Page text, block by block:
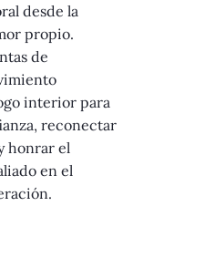
desde la
propio.
de
interior para
reconectar
honrar el
en el